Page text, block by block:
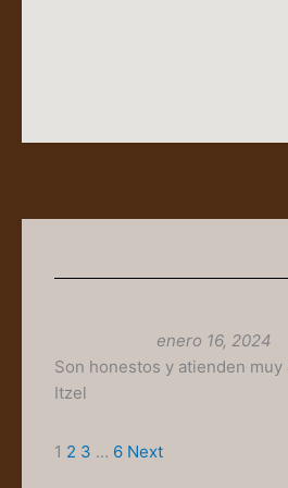
enero 16, 2024
Son honestos y atienden muy
Itzel
Site
Page
1 Page
2 Page
3 … Page
6 Next